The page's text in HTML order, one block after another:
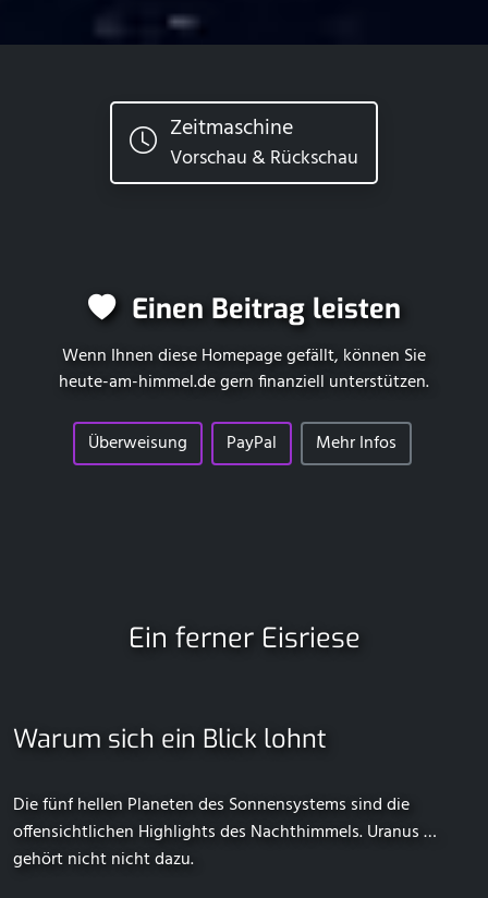
Zeitmaschine
Vorschau & Rückschau
Einen Beitrag leisten
Wenn Ihnen diese Homepage gefällt, können Sie
heute-am-himmel.degern finanziell unterstützen.
Überweisung PayPal Mehr Infos
Ein ferner Eisriese
Warum sich ein Blick lohnt
Die fünf hellen Planeten des Sonnensystems sind die
offensichtlichen Highlights des Nachthimmels. Uranus …
gehört nicht nicht dazu.